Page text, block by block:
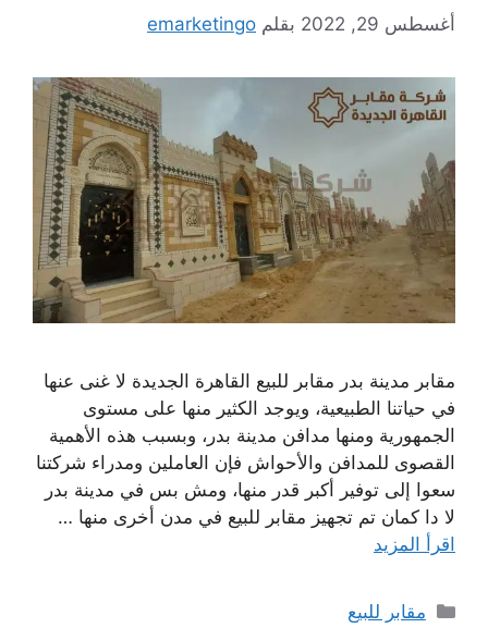
أغسطس 29, 2022 بقلم emarketingo
مقابر مدينة بدر مقابر للبيع القاهرة الجديدة لا غنى عنها
في حياتنا الطبيعية، ويوجد الكثير منها على مستوى
الجمهورية ومنها مدافن مدينة بدر، وبسبب هذه الأهمية
القصوى للمدافن والأحواش فإن العاملين ومدراء شركتنا
سعوا إلى توفير أكبر قدر منها، ومش بس في مدينة بدر
لا دا كمان تم تجهيز مقابر للبيع في مدن أخرى منها …
اقرأ المزيد
التصنيفات
مقابر للبيع